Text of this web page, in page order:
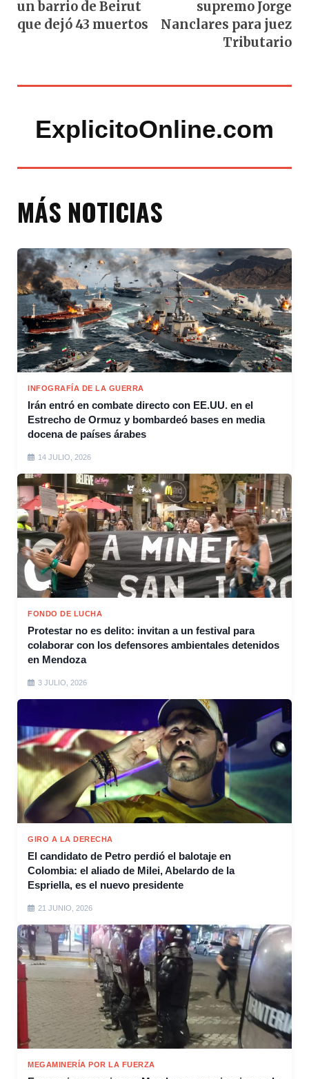
un barrio de Beirut
que dejó 43 muertos
supremo Jorge
Nanclares para juez
Tributario
ExplicitoOnline.com
MÁS NOTICIAS
INFOGRAFÍA DE LA GUERRA
Irán entró en combate directo con EE.UU. en el
Estrecho de Ormuz y bombardeó bases en media
docena de países árabes
14 JULIO, 2026
FONDO DE LUCHA
Protestar no es delito: invitan a un festival para
colaborar con los defensores ambientales detenidos
en Mendoza
3 JULIO, 2026
GIRO A LA DERECHA
El candidato de Petro perdió el balotaje en
Colombia: el aliado de Milei, Abelardo de la
Espriella, es el nuevo presidente
21 JUNIO, 2026
MEGAMINERÍA POR LA FUERZA